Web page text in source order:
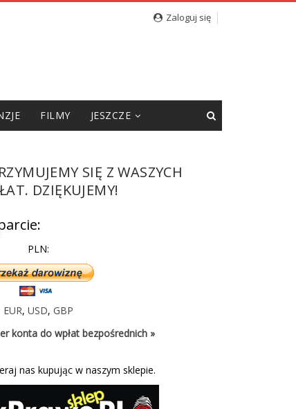
Zaloguj się
FILMY JESZCZE
SIĘ Z WASZYCH
DZIĘKUJEMY!
PLN:
EUR,USD,GBP
konta do wpłat bezpośrednich »
nas kupując w naszym sklepie.